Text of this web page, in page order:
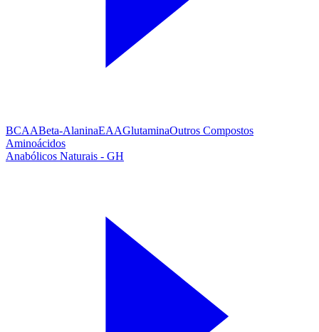
BCAABeta-AlaninaEAAGlutaminaOutros Compostos
Aminoácidos
Anabólicos Naturais - GH